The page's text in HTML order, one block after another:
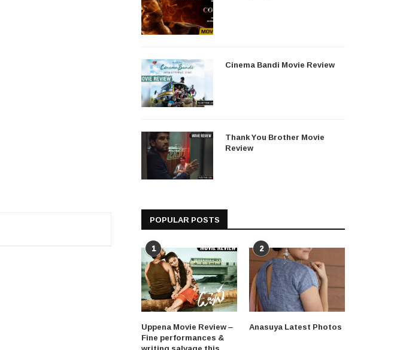
Cinema Bandi Movie Review
Thank You Brother Movie
Review
POPULAR POSTS
1
Uppena Movie Review –
Fine performances &
2
Anasuya Latest Photos